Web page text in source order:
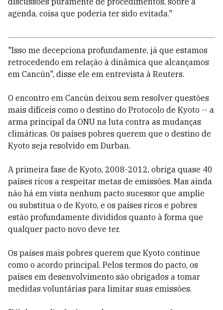
agenda, coisa que poderia ter sido evitada."
"Isso me decepciona profundamente, já que estamos
retrocedendo em relação à dinâmica que alcançamos
em Cancún", disse ele em entrevista à Reuters.
O encontro em Cancún deixou sem resolver questões
mais difíceis como o destino do Protocolo de Kyoto -- a
arma principal da ONU na luta contra as mudanças
climáticas. Os países pobres querem que o destino de
Kyoto seja resolvido em Durban.
A primeira fase de Kyoto, 2008-2012, obriga quase 40
países ricos a respeitar metas de emissões. Mas ainda
não há em vista nenhum pacto sucessor que amplie
ou substitua o de Kyoto, e os países ricos e pobres
estão profundamente divididos quanto à forma que
qualquer pacto novo deve ter.
Os países mais pobres querem que Kyoto continue
como o acordo principal. Pelos termos do pacto, os
países em desenvolvimento são obrigados a tomar
medidas voluntárias para limitar suas emissões.